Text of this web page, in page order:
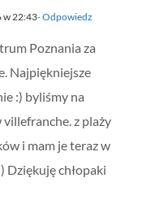
w 22:43- Odpowiedz
Poznania za
Najpiękniejsze
:) byliśmy na
z plaży
i mam je teraz w
Dziękuję chłopaki